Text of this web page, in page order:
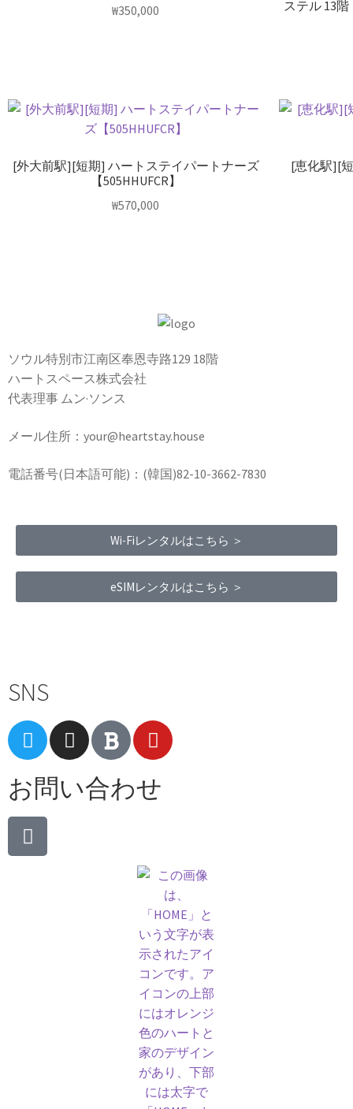
₩350,000 ステル 13階
[外大前駅][短期] ハートステイパートナーズ
【505HHUFCR】
₩570,000
[恵化駅][
ソウル特別市江南区奉恩寺路129 18階
ハートスペース株式会社
代表理事 ムン·ソンス
メール住所：your@heartstay.house
電話番号(日本語可能)：(韓国)82-10-3662-7830
Wi-Fiレンタルはこちら ＞
eSIMレンタルはこちら ＞
SNS
お問い合わせ